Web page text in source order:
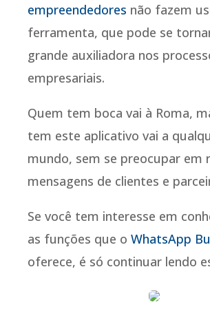
empreendedores não fazem
ferramenta, que pode se
grande auxiliadora nos
empresariais.
Quem tem boca vai à Roma,
tem este aplicativo vai a
mundo, sem se preocupar em
mensagens de clientes e
Se você tem interesse em
as funções que o WhatsApp
oferece, é só continuar lendo